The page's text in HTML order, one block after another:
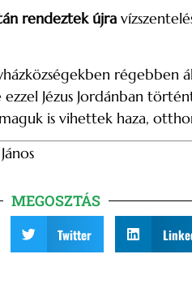
rendeztek újra
régebben
Jézus Jordánban
is vihettek haza,
MEGOSZTÁS
Twitter